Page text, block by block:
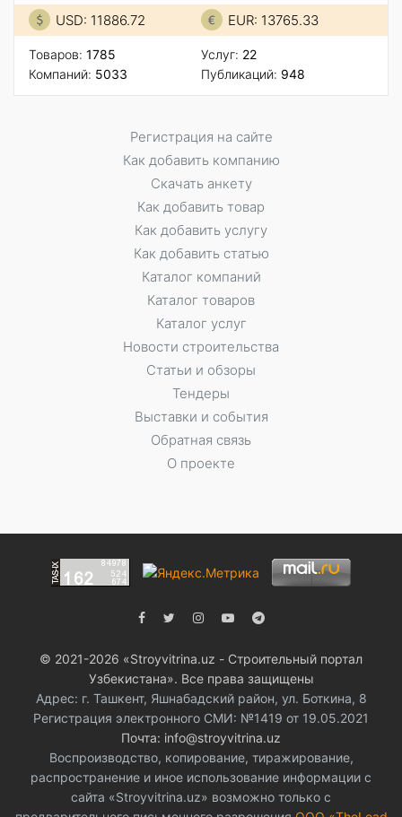
USD: 11886.72 EUR: 13765.33
Товаров: 1785
Компаний: 5033
Услуг: 22
Публикаций: 948
Регистрация на сайте
Как добавить компанию
Скачать анкету
Как добавить товар
Как добавить услугу
Как добавить статью
Каталог компаний
Каталог товаров
Каталог услуг
Новости строительства
Статьи и обзоры
Тендеры
Выставки и события
Обратная связь
О проекте
© 2021-2026 «Stroyvitrina.uz - Строительный портал
Узбекистана». Все права защищены
Адрес: г. Ташкент, Яшнабадский район, ул. Боткина, 8
Регистрация электронного СМИ: №1419 от 19.05.2021
Почта: info@stroyvitrina.uz
Воспроизводство, копирование, тиражирование,
распространение и иное использование информации с
сайта «Stroyvitrina.uz» возможно только с